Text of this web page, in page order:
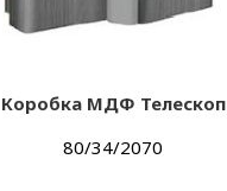
Коробка МДФ Телескоп
80/34/2070